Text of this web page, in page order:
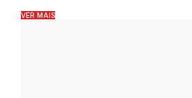
VER MAIS